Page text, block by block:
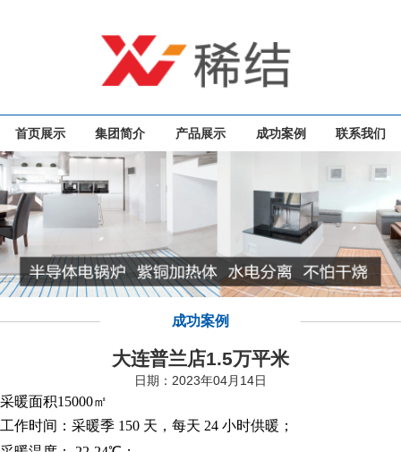
首页展示 集团简介 产品展示 成功案例 联系我们
成功案例
大连普兰店1.5万平米
日期：2023年04月14日
采暖面积15000㎡
工作时间：采暖季 150 天，每天 24 小时供暖；